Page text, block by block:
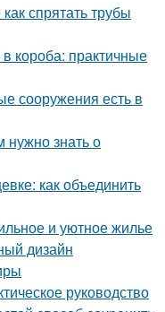
спрятать трубы
короба: практичные
сооружения есть в
нужно знать о
как объединить
и уютное жилье
дизайн
руководство